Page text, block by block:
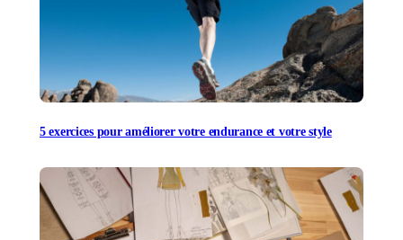
5 exercices pour améliorer votre endurance et votre style